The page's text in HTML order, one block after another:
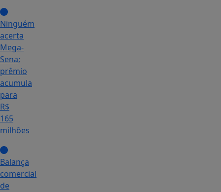
Ninguém
acerta
Mega-
Sena;
prêmio
acumula
para
R$
165
milhões
Balança
comercial
de